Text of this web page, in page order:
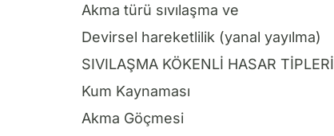
Akma türü sıvılaşma ve
Devirsel hareketlilik (yanal yayılma)
SIVILAŞMA KÖKENLİ HASAR TİPLERİ
Kum Kaynaması
Akma Göçmesi